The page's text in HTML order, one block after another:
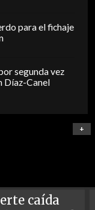
para el fichaje
segunda vez
Díaz-Canel
+
caída